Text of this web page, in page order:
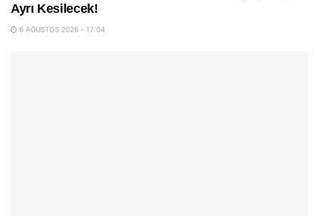
Ayrı Kesilecek!
6 AĞUSTOS 2026 - 17:04